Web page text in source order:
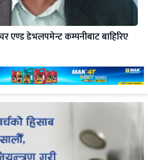
एण्ड डेभलपमेन्ट कम्पनीबाट बाहिरिए